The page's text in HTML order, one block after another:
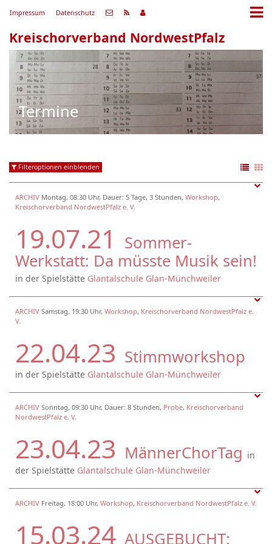
Impressum Datenschutz
Kreischorverband NordwestPfalz
Termine
Filteroptionen einblenden
ARCHIV Montag, 08:30 Uhr, Dauer: 5 Tage, 3 Stunden, Workshop,
Kreischorverband NordwestPfalz e. V.
19.07.21
Sommer-
Werkstatt: Da müsste Musik sein!
in der Spielstätte Glantalschule Glan-Münchweiler
ARCHIV Samstag, 19:30 Uhr, Workshop, Kreischorverband NordwestPfalz e.
V.
22.04.23 Stimmworkshop
in der Spielstätte Glantalschule Glan-Münchweiler
ARCHIV Sonntag, 09:30 Uhr, Dauer: 8 Stunden, Probe, Kreischorverband
NordwestPfalz e. V.
23.04.23 MännerChorTag in
der Spielstätte Glantalschule Glan-Münchweiler
ARCHIV Freitag, 18:00 Uhr, Workshop, Kreischorverband NordwestPfalz e. V.
15.03.24 AUSGEBUCHT: